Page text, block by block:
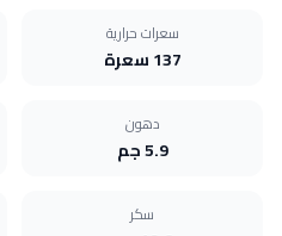
سعرات حرارية
137 سعرة
دهون
5.9 جم
سكر